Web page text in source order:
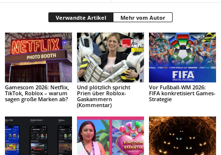
Verwandte Artikel Mehr vom Autor
Gamescom 2026: Netflix,
TikTok, Roblox – warum
sagen große Marken ab?
Und plötzlich spricht
Prien über Roblox-
Gaskammern
(Kommentar)
Vor Fußball-WM 2026:
FIFA konkretisiert Games-
Strategie